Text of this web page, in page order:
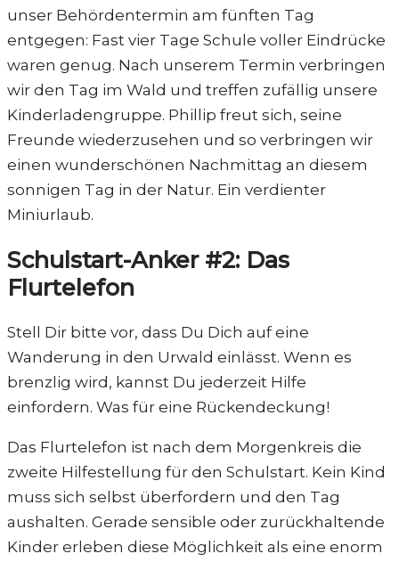
unser Behördentermin am fünften Tag
entgegen: Fast vier Tage Schule voller Eindrücke
waren genug. Nach unserem Termin verbringen
wir den Tag im Wald und treffen zufällig unsere
Kinderladengruppe. Phillip freut sich, seine
Freunde wiederzusehen und so verbringen wir
einen wunderschönen Nachmittag an diesem
sonnigen Tag in der Natur. Ein verdienter
Miniurlaub.
Schulstart-Anker #2: Das
Flurtelefon
Stell Dir bitte vor, dass Du Dich auf eine
Wanderung in den Urwald einlässt. Wenn es
brenzlig wird, kannst Du jederzeit Hilfe
einfordern. Was für eine Rückendeckung!
Das Flurtelefon ist nach dem Morgenkreis die
zweite Hilfestellung für den Schulstart. Kein Kind
muss sich selbst überfordern und den Tag
aushalten. Gerade sensible oder zurückhaltende
Kinder erleben diese Möglichkeit als eine enorm